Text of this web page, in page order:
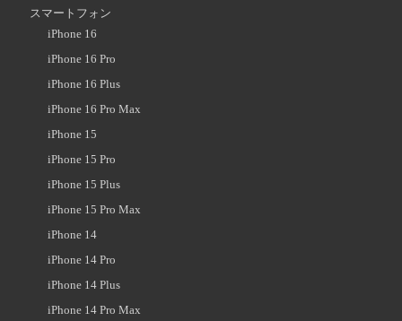
スマートフォン
iPhone 16
iPhone 16 Pro
iPhone 16 Plus
iPhone 16 Pro Max
iPhone 15
iPhone 15 Pro
iPhone 15 Plus
iPhone 15 Pro Max
iPhone 14
iPhone 14 Pro
iPhone 14 Plus
iPhone 14 Pro Max